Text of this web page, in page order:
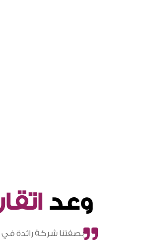
وعد
بصفتنا شركة رائدة